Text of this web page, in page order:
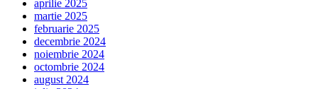
aprilie 2025
martie 2025
februarie 2025
decembrie 2024
noiembrie 2024
octombrie 2024
august 2024